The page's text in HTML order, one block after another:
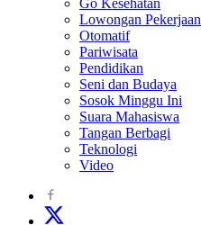
Lowongan Pekerjaan
Otomatif
Pariwisata
Pendidikan
Seni dan Budaya
Sosok Minggu Ini
Suara Mahasiswa
Tangan Berbagi
Teknologi
Video